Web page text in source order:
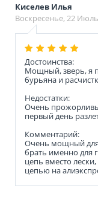
Киселев Илья
Воскресенье, 22
Достоинства:
Мощный, зверь, я
бурьяна и
Недостатки:
Очень
первый день
Комментарий:
Очень мощный для
брать именно для
цепь вместо
цепью на